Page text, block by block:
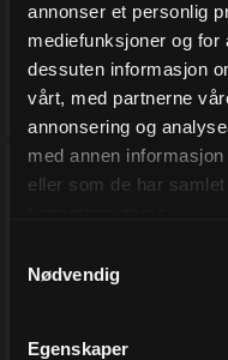
annonser et personlig
mediefunksjoner og
dessuten informasjon
vårt, med partnerne
annonsering og
med annen
eller som de har
Nødvendig
Egenskaper
Kjøp